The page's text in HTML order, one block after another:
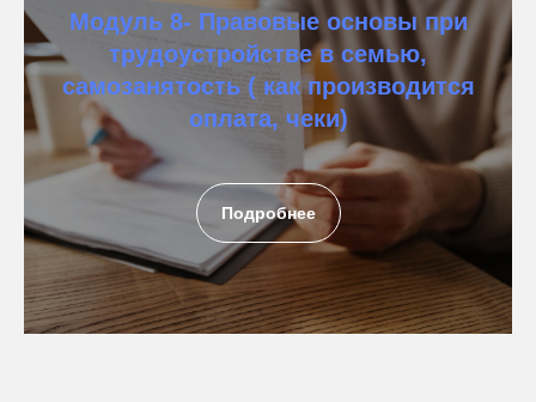
Модуль 8- Правовые основы при
трудоустройстве в семью,
самозанятость ( как производится
оплата, чеки)
Подробнее